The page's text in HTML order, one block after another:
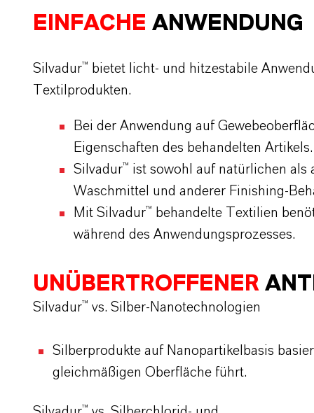
EINFACHE ANWENDUNG
Silvadur™ bietet licht- und hitzestabile
Textilprodukten.
Bei der Anwendung auf
Eigenschaften des behandelten Artikels.
Silvadur™ ist sowohl auf natürlichen
Waschmittel und anderer Finishing-
Mit Silvadur™ behandelte Textilien
während des Anwendungsprozesses.
UNÜBERTROFFENER
Silvadur™ vs. Silber-Nanotechnologien
Silberprodukte auf Nanopartikelbasis
gleichmäßigen Oberfläche führt.